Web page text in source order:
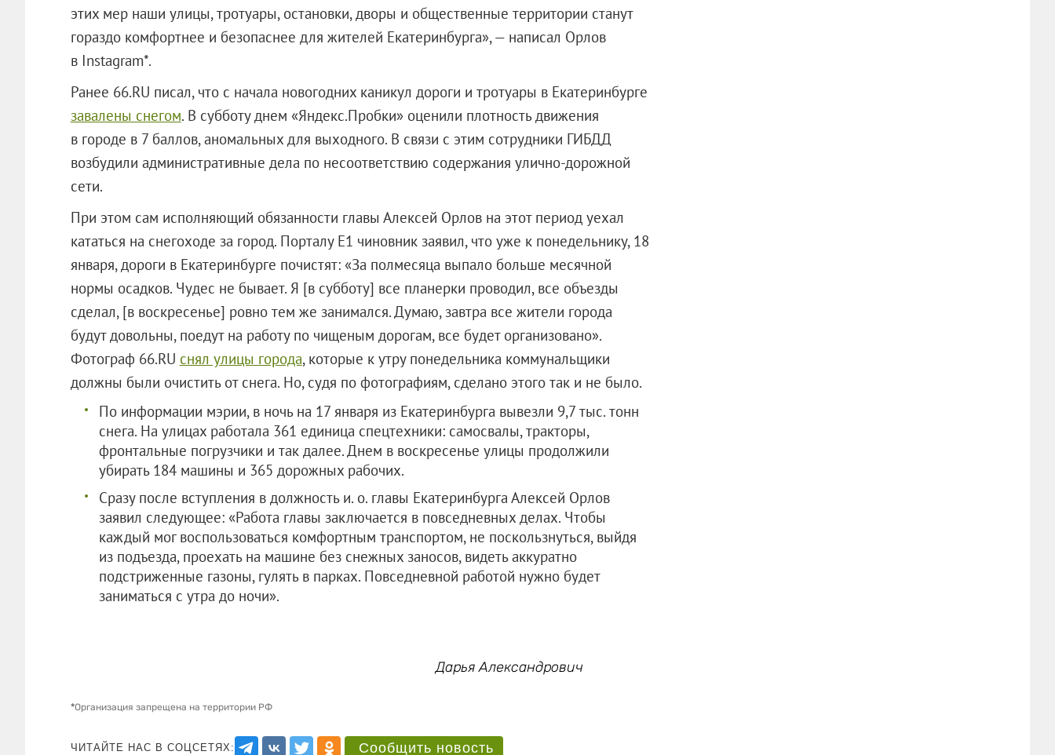
этих мер наши улицы, тротуары, остановки, дворы и общественные территории станут
гораздо комфортнее и безопаснее для жителей Екатеринбурга», — написал Орлов
в Instagram*.
Ранее 66.RU писал, что с начала новогодних каникул дороги и тротуары в Екатеринбурге
завалены снегом. В субботу днем «Яндекс.Пробки» оценили плотность движения
в городе в 7 баллов, аномальных для выходного. В связи с этим сотрудники ГИБДД
возбудили административные дела по несоответствию содержания улично-дорожной
сети.
При этом сам исполняющий обязанности главы Алексей Орлов на этот период уехал
кататься на снегоходе за город. Порталу Е1 чиновник заявил, что уже к понедельнику, 18
января, дороги в Екатеринбурге почистят: «За полмесяца выпало больше месячной
нормы осадков. Чудес не бывает. Я [в субботу] все планерки проводил, все объезды
сделал, [в воскресенье] ровно тем же занимался. Думаю, завтра все жители города
будут довольны, поедут на работу по чищеным дорогам, все будет организовано».
Фотограф 66.RU снял улицы города, которые к утру понедельника коммунальщики
должны были очистить от снега. Но, судя по фотографиям, сделано этого так и не было.
По информации мэрии, в ночь на 17 января из Екатеринбурга вывезли 9,7 тыс. тонн
снега. На улицах работала 361 единица спецтехники: самосвалы, тракторы,
фронтальные погрузчики и так далее. Днем в воскресенье улицы продолжили
убирать 184 машины и 365 дорожных рабочих.
Сразу после вступления в должность и. о. главы Екатеринбурга Алексей Орлов
заявил следующее: «Работа главы заключается в повседневных делах. Чтобы
каждый мог воспользоваться комфортным транспортом, не поскользнуться, выйдя
из подъезда, проехать на машине без снежных заносов, видеть аккуратно
подстриженные газоны, гулять в парках. Повседневной работой нужно будет
заниматься с утра до ночи».
Дарья Александрович
*Организация запрещена на территории РФ
ЧИТАЙТЕ НАС В СОЦСЕТЯХ: Сообщить новость